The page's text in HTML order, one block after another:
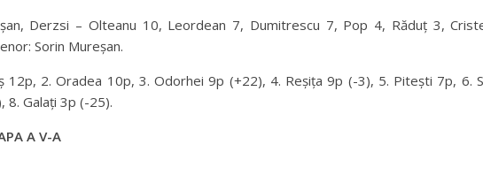
Derzsi – Olteanu 10, Leordean 7, Dumitrescu 7, Pop 4, Răduț 3,
Sorin Mureșan.
12p, 2. Oradea 10p, 3. Odorhei 9p (+22), 4. Reșița 9p (-3), 5. Pitești 7p, 6.
8. Galați 3p (-25).
A V-A